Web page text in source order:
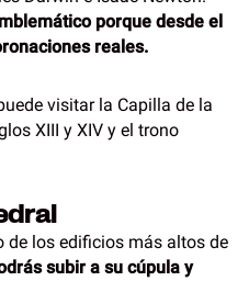
porque desde el
reales.
visitar la Capilla de la
XIII y XIV y el trono
de los edificios más altos de
subir a su cúpula y